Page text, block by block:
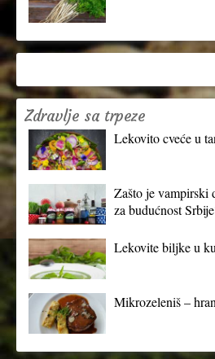
Zdravlje sa trpeze
Lekovito cveće u
Zašto je vampirski
za budućnost
Lekovite biljke u
Mikrozeleniš –